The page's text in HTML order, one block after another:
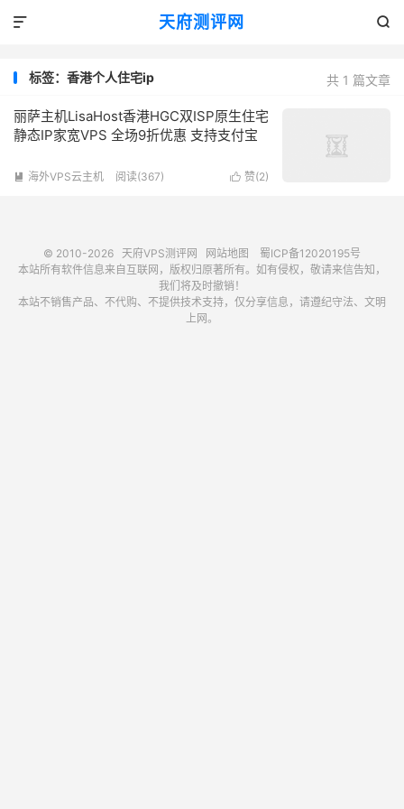
天府测评网 

共 1 篇文章
标签：香港个人住宅ip
丽萨主机LisaHost香港HGC双ISP原生住宅
静态IP家宽VPS 全场9折优惠 支持支付宝
 赞(2)
 海外VPS云主机 阅读(367)
© 2010-2026 天府VPS测评网 网站地图
蜀ICP备12020195号
本站所有软件信息来自互联网，版权归原著所有。如有侵权，敬请来信告知，
我们将及时撤销！
本站不销售产品、不代购、不提供技术支持，仅分享信息，请遵纪守法、文明
上网。